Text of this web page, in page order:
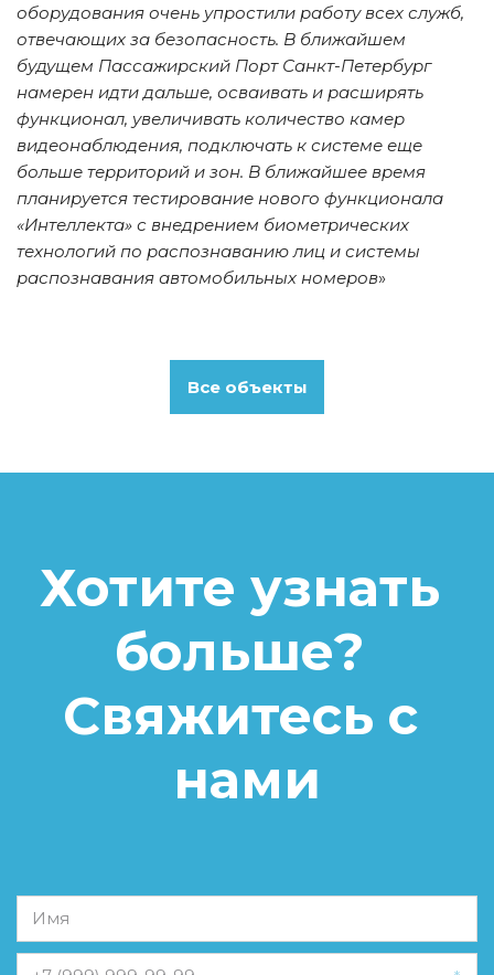
оборудования очень упростили работу всех служб,
отвечающих за безопасность. В ближайшем
будущем Пассажирский Порт Санкт-Петербург
намерен идти дальше, осваивать и расширять
функционал, увеличивать количество камер
видеонаблюдения, подключать к системе еще
больше территорий и зон. В ближайшее время
планируется тестирование нового функционала
«Интеллекта» с внедрением биометрических
технологий по распознаванию лиц и системы
распознавания автомобильных номеров»
Все объекты
Хотите узнать
больше?
Свяжитесь с
нами